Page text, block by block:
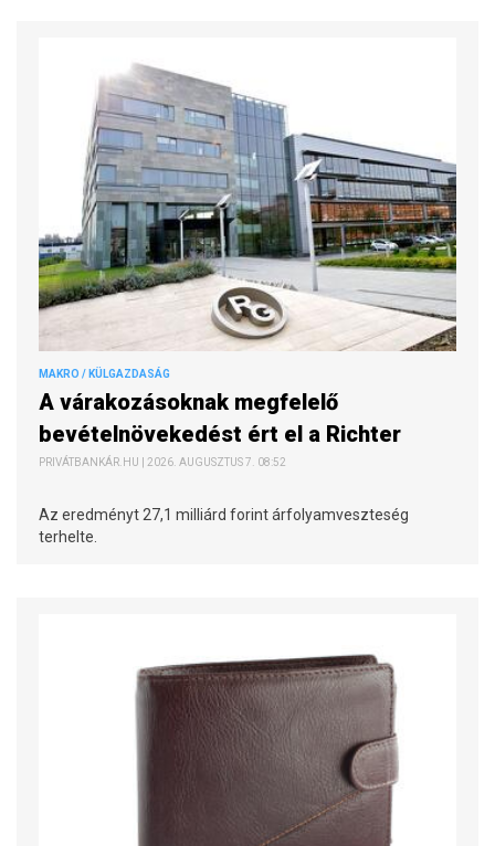
MAKRO / KÜLGAZDASÁG
A várakozásoknak megfelelő
bevételnövekedést ért el a Richter
PRIVÁTBANKÁR.HU | 2026. AUGUSZTUS 7. 08:52
Az eredményt 27,1 milliárd forint árfolyamveszteség
terhelte.